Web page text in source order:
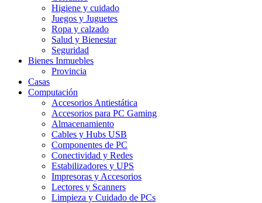
Higiene y cuidado
Juegos y Juguetes
Ropa y calzado
Salud y Bienestar
Seguridad
Bienes Inmuebles
Provincia
Casas
Computación
Accesorios Antiestática
Accesorios para PC Gaming
Almacenamiento
Cables y Hubs USB
Componentes de PC
Conectividad y Redes
Estabilizadores y UPS
Impresoras y Accesorios
Lectores y Scanners
Limpieza y Cuidado de PCs